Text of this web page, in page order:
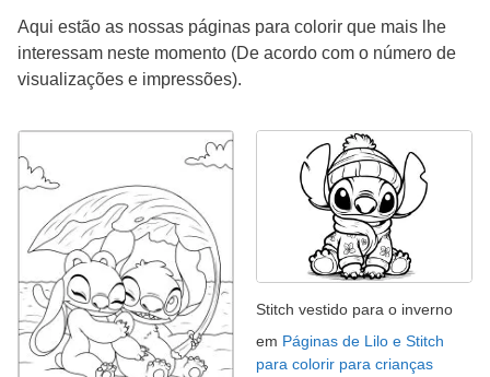
Aqui estão as nossas páginas para colorir que mais lhe
interessam neste momento (De acordo com o número de
visualizações e impressões).
Stitch vestido para o inverno
em Páginas de Lilo e Stitch
para colorir para crianças